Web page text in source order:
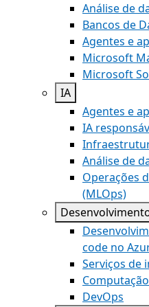
Análise de
Bancos de
Agentes e
Microsoft
Microsoft
IA
Agentes e
IA
Análise de
Operações
(MLOps)
code no
Serviços de
DevOps